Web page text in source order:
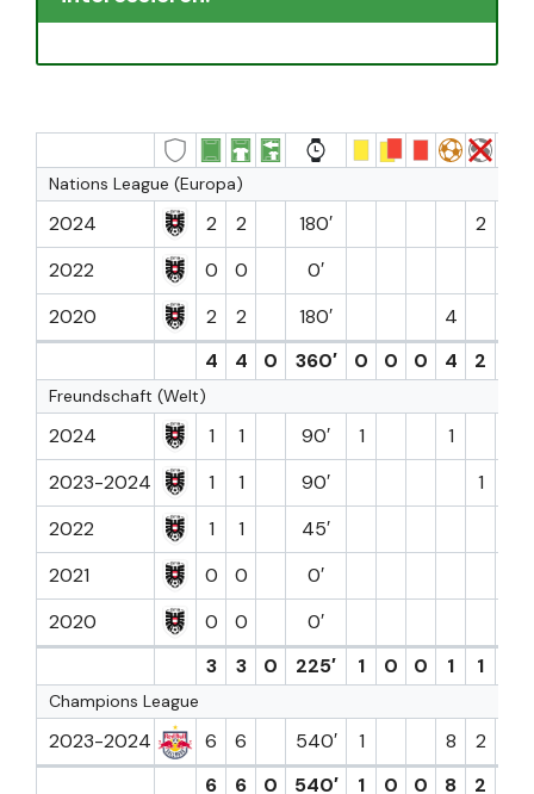
Nations League (Europa)
2024 2 2 180′ 2
2022 0 0
0′
2020
2 2 180′ 4
4 4 0 360′ 0 0 0 4 2
Freundschaft (Welt)
2024 1 1 90′ 1 1
2023-2024 1 1 90′ 1
2022 1 1 45′
2021 0 0
0′
2020
0 0
0′
3
3 0 225′ 1 0 0 1 1
Champions League
2023-2024 6 6 540′ 1 8 2
6 6 0 540′ 1 0 0 8 2